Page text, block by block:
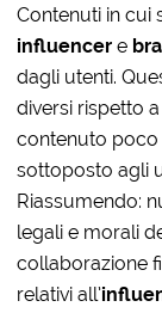
Contenuti in cui
influencere
dagli utenti.
diversi rispetto
contenuto poco
sottoposto agli
Riassumendo:
legali e morali
collaborazione
relativi all’